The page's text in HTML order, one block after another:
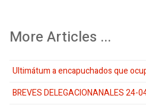
More Articles ...
Ultimátum a encapuchados que
BREVES DELEGACIONANALES 24-